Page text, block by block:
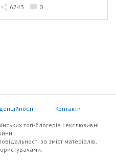
6743 0
Контакти
топ-блогерів i екслюзивнi
за зміст матеріалів,